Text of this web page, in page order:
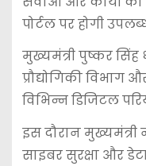
पोर्टल पर होगी
मुख्यमंत्री पुष्कर सिंह
प्रौद्योगिकी विभाग
विभिन्न डिजिटल
इस दौरान
साइबर सुरक्षा और